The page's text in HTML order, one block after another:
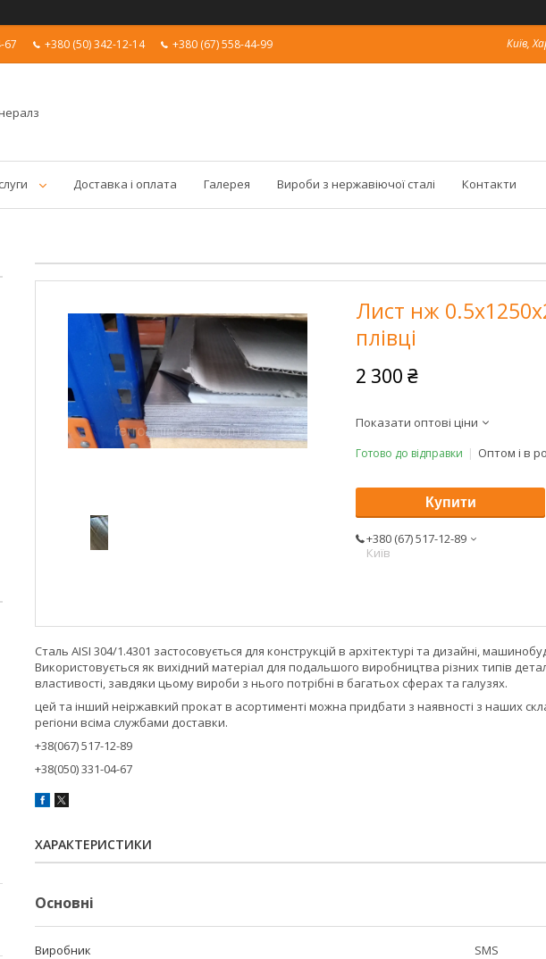
67 +380 (50) 342-12-14 +380 (67) 558-44-99 Київ,
Доставка і оплата Галерея Вироби з нержавіючої сталі Контакти
Лист нж
плівці
2 300 ₴
Показати оптові ціни
Готово до відправки Оптом і в
Купити
+380 (67) 517-12-89
Київ
Сталь AISI 304/1.4301 застосовується для конструкцій в архітектурі та дизайні,
Використовується як вихідний матеріал для подальшого виробництва різних типів
властивості, завдяки цьому вироби з нього потрібні в багатьох сферах та галузях.
цей та інший неіржавкий прокат в асортименті можна придбати з наявності з наших
регіони всіма службами доставки.
+38(067) 517-12-89
+38(050) 331-04-67
ХАРАКТЕРИСТИКИ
Основні
Виробник SMS